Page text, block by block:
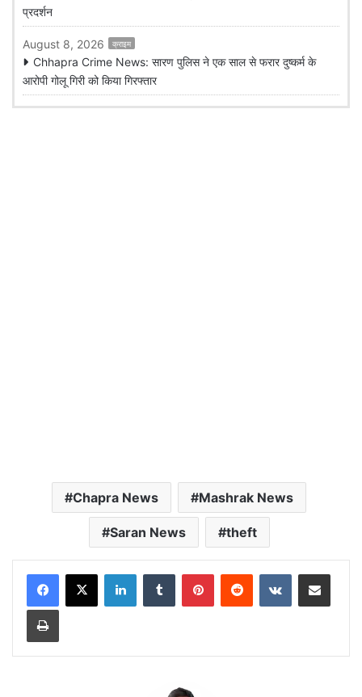
प्रदर्शन
August 8, 2026 क्राइम
Chhapra Crime News: सारण पुलिस ने एक साल से फरार दुष्कर्म के
आरोपी गोलू गिरी को किया गिरफ्तार
Chapra News Mashrak News
Saran News theft
LinkedInTumblr PinterestReddit VKontakteShare via Email
Print